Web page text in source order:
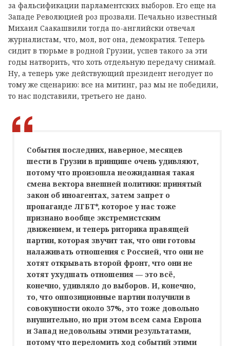
за фальсификации парламентских выборов. Его еще на
Западе Революцией роз прозвали. Печально известный
Михаил Саакашвили тогда по-английски отвечал
журналистам, что, мол, вот она, демократия. Теперь
сидит в тюрьме в родной Грузии, успев такого за эти
годы натворить, что хоть отдельную передачу снимай.
Ну, а теперь уже действующий президент негодует по
тому же сценарию: все на митинг, раз мы не победили,
то нас подставили, третьего не дано.
События последних, наверное, месяцев
шести в Грузии в принципе очень удивляют,
потому что произошла неожиданная такая
смена вектора внешней политики: принятый
закон об иноагентах, затем запрет о
пропаганде ЛГБТ*, которое у нас тоже
признано вообще экстремистским
движением, и теперь риторика правящей
партии, которая звучит так, что они готовы
налаживать отношения с Россией, что они не
хотят открывать второй фронт, что они не
хотят ухудшать отношения — это всё,
конечно, удивляло до выборов. И, конечно,
то, что оппозиционные партии получили в
совокупности около 37%, это тоже довольно
внушительно, но при этом всем сама Европа
и Запад недовольны этими результатами,
потому что переломить ход событий этими